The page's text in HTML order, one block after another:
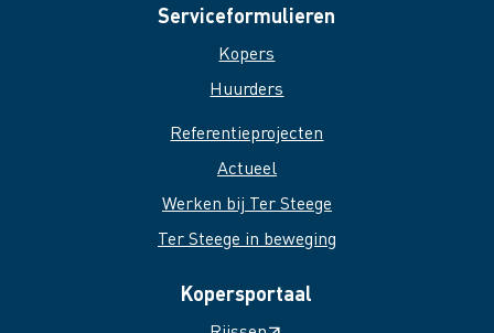
Serviceformulieren
Kopers
Huurders
Referentieprojecten
Actueel
Werken bij Ter Steege
Ter Steege in beweging
Kopersportaal